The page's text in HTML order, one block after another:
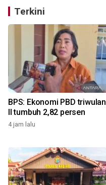
Terkini
BPS: Ekonomi PBD triwulan
II tumbuh 2,82 persen
4 jam lalu